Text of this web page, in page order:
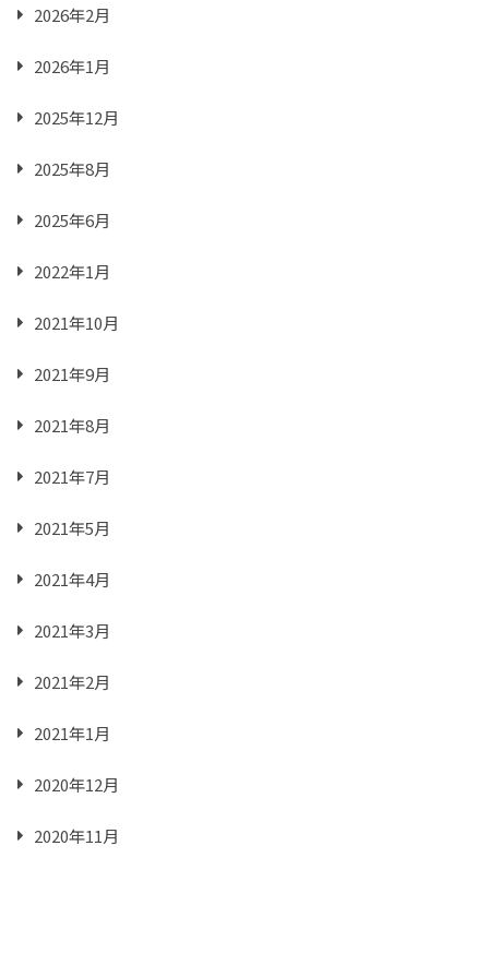
2026年2月
2026年1月
2025年12月
2025年8月
2025年6月
2022年1月
2021年10月
2021年9月
2021年8月
2021年7月
2021年5月
2021年4月
2021年3月
2021年2月
2021年1月
2020年12月
2020年11月